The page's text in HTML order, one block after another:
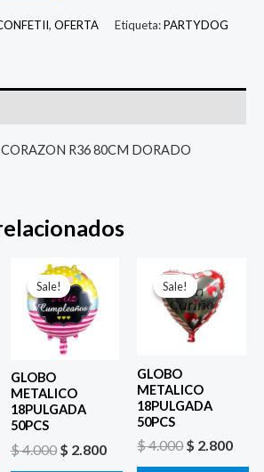
, OFERTA Etiqueta:PARTYDOG
R36 80CM DORADO
Sale!
Sale!
GLOBO
METALICO
18PULGADA
50PCS
$4.000
El
precio
original
era:
$ 4.000.
$ 2.800
Sale!
Sale!
GLOBO
METALICO
18PULGADA
50PCS
$4.000
precio
original
era:
$ 4.000.
$ 2.800